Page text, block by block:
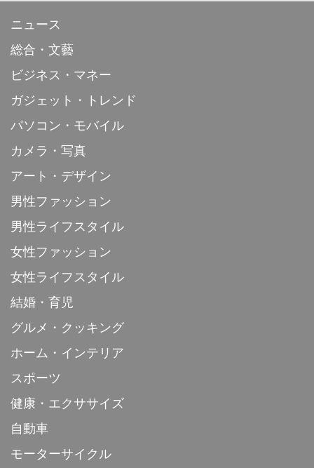
ニュース
総合・文藝
ビジネス・マネー
ガジェット・トレンド
パソコン・モバイル
カメラ・写真
アート・デザイン
男性ファッション
男性ライフスタイル
女性ファッション
女性ライフスタイル
結婚・育児
グルメ・クッキング
ホーム・インテリア
スポーツ
健康・エクササイズ
自動車
モーターサイクル